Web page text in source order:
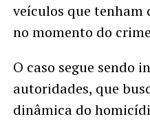
veículos que tenham
no momento do
O caso segue sendo
autoridades, que
dinâmica do